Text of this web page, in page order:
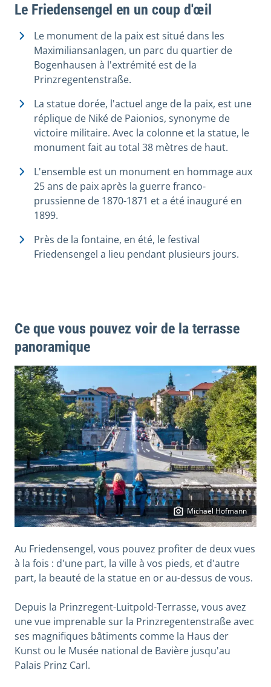
Le Friedensengel en un coup d'œil
Le monument de la paix est situé dans les
Maximiliansanlagen, un parc du quartier de
Bogenhausen à l'extrémité est de la
Prinzregentenstraße.
La statue dorée, l'actuel ange de la paix, est une
réplique de Niké de Paionios, synonyme de
victoire militaire. Avec la colonne et la statue, le
monument fait au total 38 mètres de haut.
L'ensemble est un monument en hommage aux
25 ans de paix après la guerre franco-
prussienne de 1870-1871 et a été inauguré en
1899.
Près de la fontaine, en été, le festival
Friedensengel a lieu pendant plusieurs jours.
Ce que vous pouvez voir de la terrasse
panoramique
Michael Hofmann
Au Friedensengel, vous pouvez profiter de deux vues
à la fois : d'une part, la ville à vos pieds, et d'autre
part, la beauté de la statue en or au-dessus de vous.
Depuis la Prinzregent-Luitpold-Terrasse, vous avez
une vue imprenable sur la Prinzregentenstraße avec
ses magnifiques bâtiments comme la Haus der
Kunst ou le Musée national de Bavière jusqu'au
Palais Prinz Carl.